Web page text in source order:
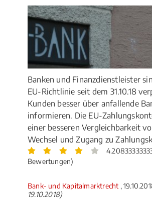
Banken und Finanzdienstleister
EU-Richtlinie seit dem 31.10.18
Kunden besser über anfallende
informieren. Die EU-
einer besseren Vergleichbarkeit
Wechsel und Zugang zu
Bewertungen)
Bank- und Kapitalmarktrecht ,
19.10.2018)